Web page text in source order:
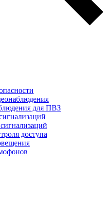
для ПВЗ
доступа